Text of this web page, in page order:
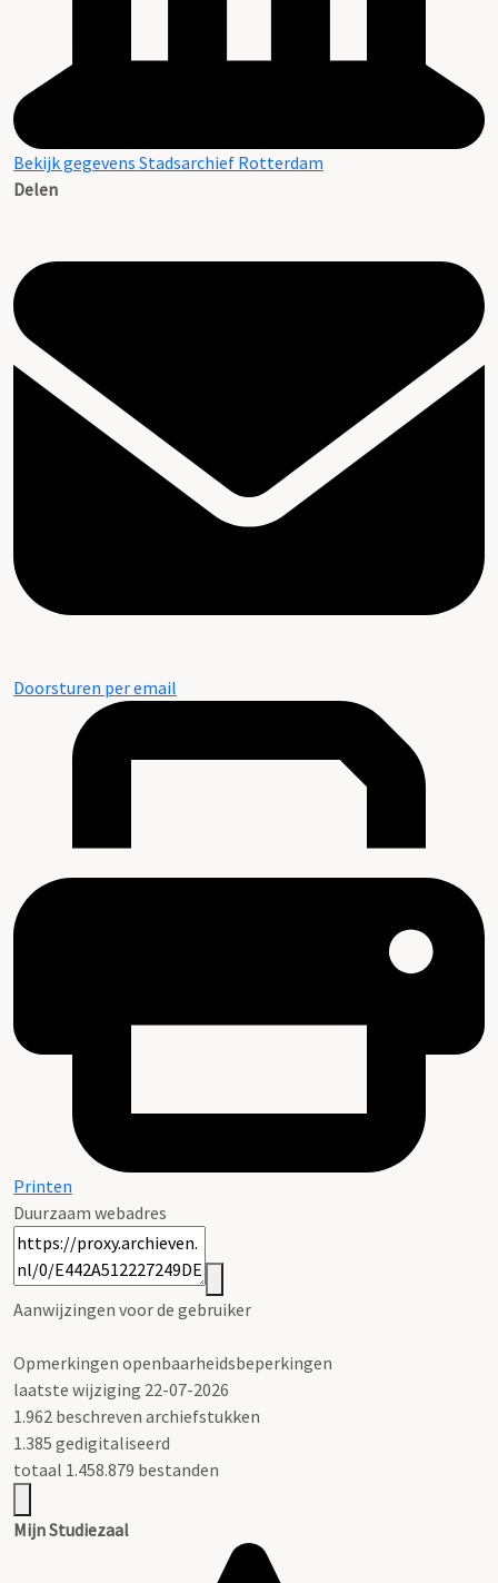
Bekijk gegevens Stadsarchief Rotterdam
Delen
Doorsturen per email
Printen
Duurzaam webadres
Aanwijzingen voor de gebruiker
Opmerkingen openbaarheidsbeperkingen
laatste wijziging 22-07-2026
1.962 beschreven archiefstukken
1.385 gedigitaliseerd
totaal 1.458.879 bestanden
Mijn Studiezaal